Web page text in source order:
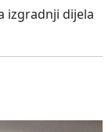
izgradnji dijela